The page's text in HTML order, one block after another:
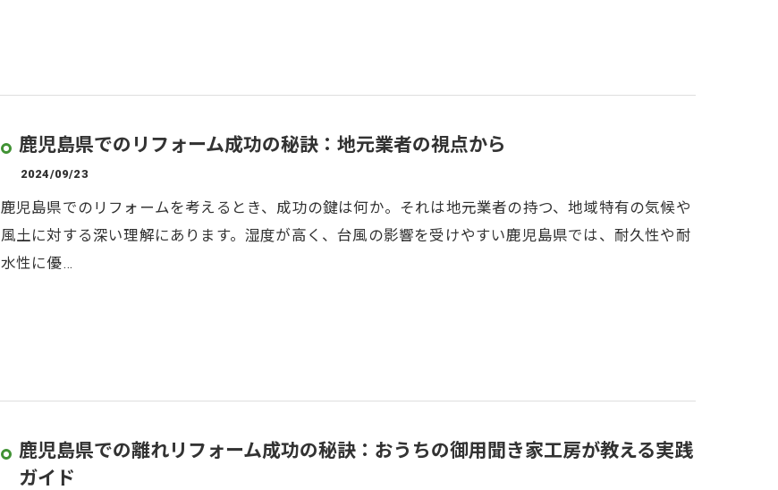
鹿児島県でのリフォーム成功の秘訣：地元業者の視点から
2024/09/23
鹿児島県でのリフォームを考えるとき、成功の鍵は何か。それは地元業者の持つ、地域特有の気候や
風土に対する深い理解にあります。湿度が高く、台風の影響を受けやすい鹿児島県では、耐久性や耐
水性に優…
鹿児島県での離れリフォーム成功の秘訣：おうちの御用聞き家工房が教える実践
ガイド